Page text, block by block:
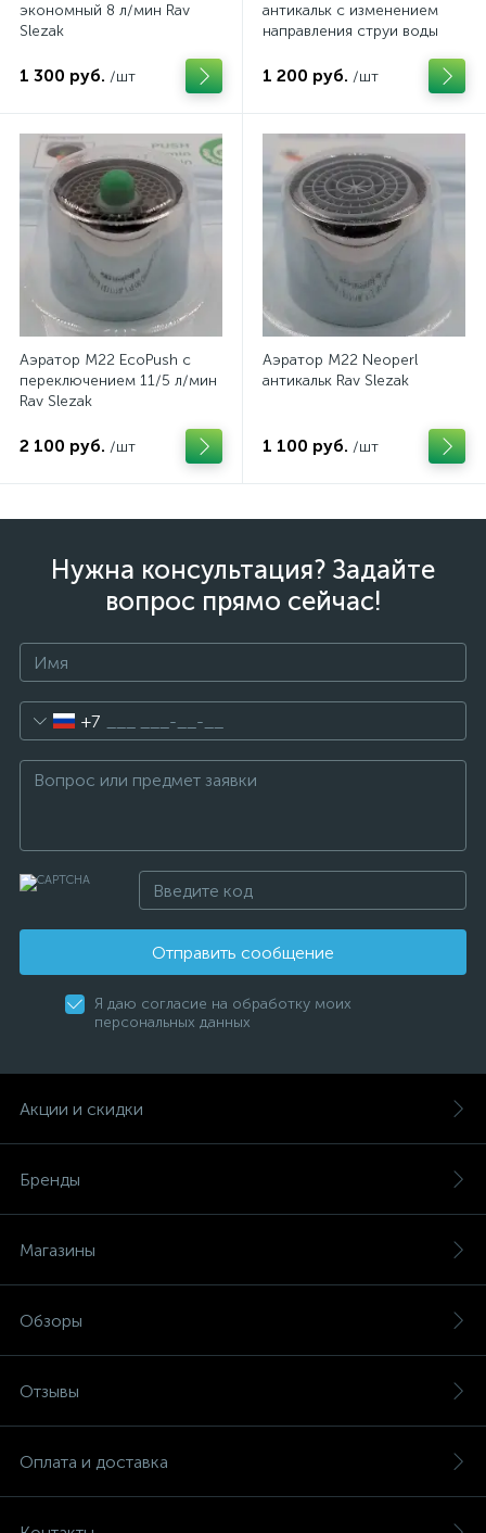
экономный 8 л/мин Rav
Slezak
1 300 руб. /шт
антикальк с изменением
направления струи воды
1 200 руб. /шт
Аэратор M22 EcoPush с
переключением 11/5 л/мин
Rav Slezak
2 100 руб. /шт
Аэратор M22 Neoperl
антикальк Rav Slezak
1 100 руб. /шт
Нужна консультация? Задайте
вопрос прямо сейчас!
+7
Отправить сообщение
Я даю согласие на обработку моих
персональных данных
Акции и скидки
Бренды
Магазины
Обзоры
Отзывы
Оплата и доставка